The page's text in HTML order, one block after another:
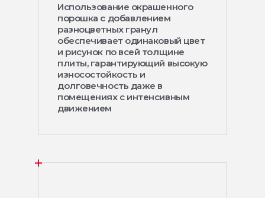
Использование окрашенного
порошка с добавлением
разноцветных гранул
обеспечивает одинаковый цвет
и рисунок по всей толщине
плиты, гарантирующий высокую
износостойкость и
долговечность даже в
помещениях с интенсивным
движением